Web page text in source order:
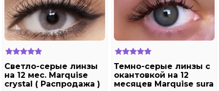
Светло-серые линзы
на 12 мес. Marquise
crystal ( Распродажа )
Темно-серые линзы с
окантовкой на 12
месяцев Marquise sura